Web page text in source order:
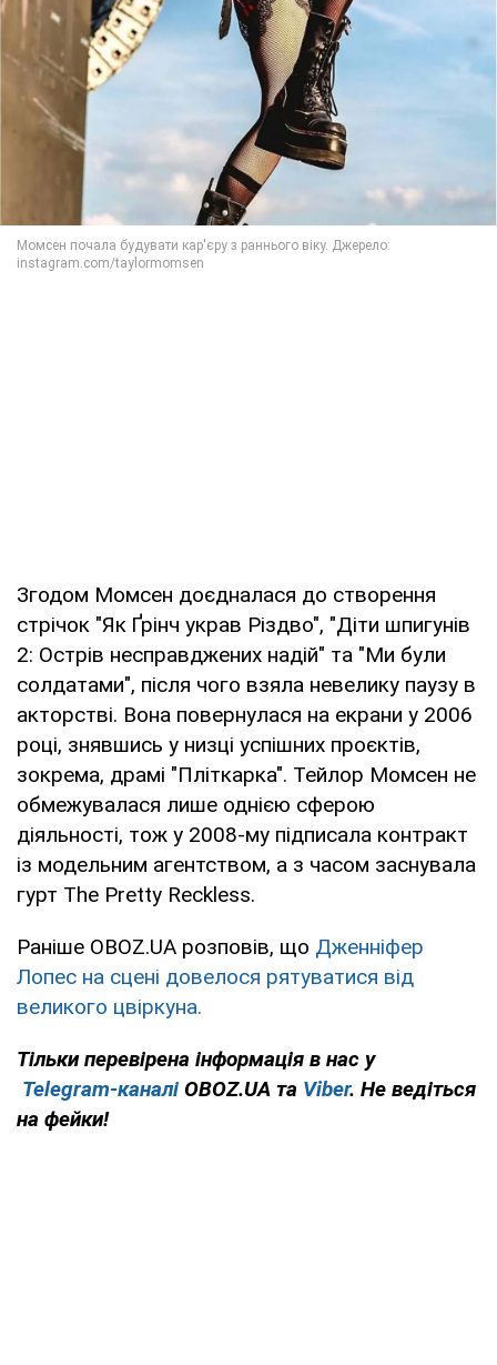
Згодом Момсен доєдналася до створення
стрічок "Як Ґрінч украв Різдво", "Діти шпигунів
2: Острів несправджених надій" та "Ми були
солдатами", після чого взяла невелику паузу в
акторстві. Вона повернулася на екрани у 2006
році, знявшись у низці успішних проєктів,
зокрема, драмі "Пліткарка". Тейлор Момсен не
обмежувалася лише однією сферою
діяльності, тож у 2008-му підписала контракт
із модельним агентством, а з часом заснувала
гурт The Pretty Reckless.
Раніше OBOZ.UA розповів, що Дженніфер
Лопес на сцені довелося рятуватися від
великого цвіркуна.
Тільки перевірена інформація в нас у
Telegram-каналі OBOZ.UA та Viber. Не ведіться
на фейки!